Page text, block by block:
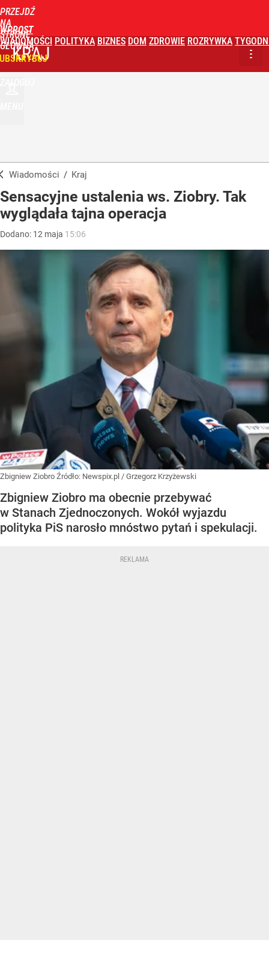
PRZEJDŹ
NA
STRONĘ
GŁÓWNĄ
WPROST
WIADOMOŚCI POLITYKA BIZNES DOM ZDROWIE ROZRYWKA
KRAJ
Wiadomości / Kraj
Sensacyjne ustalenia ws. Ziobry. Tak
wyglądała tajna operacja
Dodano: 12 maja 15:06
Zbigniew Ziobro Źródło: Newspix.pl / Grzegorz Krzyżewski
Zbigniew Ziobro ma obecnie przebywać
w Stanach Zjednoczonych. Wokół wyjazdu
polityka PiS narosło mnóstwo pytań i spekulacji.